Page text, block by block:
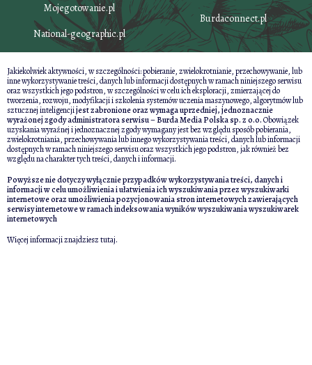
Mojegotowanie.pl
National-geographic.pl
Burdaconnect.pl
Jakiekolwiek aktywności, w szczególności: pobieranie, zwielokrotnianie, przechowywanie, lub
inne wykorzystywanie treści, danych lub informacji dostępnych w ramach niniejszego serwisu
oraz wszystkich jego podstron, w szczególności w celu ich eksploracji, zmierzającej do
tworzenia, rozwoju, modyfikacji i szkolenia systemów uczenia maszynowego, algorytmów lub
sztucznej inteligencjijest zabronione oraz wymaga uprzedniej, jednoznacznie
wyrażonej zgody administratora serwisu – Burda Media Polska sp. z o.o.Obowiązek
uzyskania wyraźnej i jednoznacznej zgody wymagany jest bez względu sposób pobierania,
zwielokrotniania, przechowywania lub innego wykorzystywania treści, danych lub informacji
dostępnych w ramach niniejszego serwisu oraz wszystkich jego podstron, jak również bez
względu na charakter tych treści, danych i informacji.
Powyższe nie dotyczy wyłącznie przypadków wykorzystywania treści, danych i
informacji w celu umożliwienia i ułatwienia ich wyszukiwania przez wyszukiwarki
internetowe oraz umożliwienia pozycjonowania stron internetowych zawierających
serwisy internetowe w ramach indeksowania wyników wyszukiwania wyszukiwarek
internetowych
Więcej informacji znajdziesztutaj.